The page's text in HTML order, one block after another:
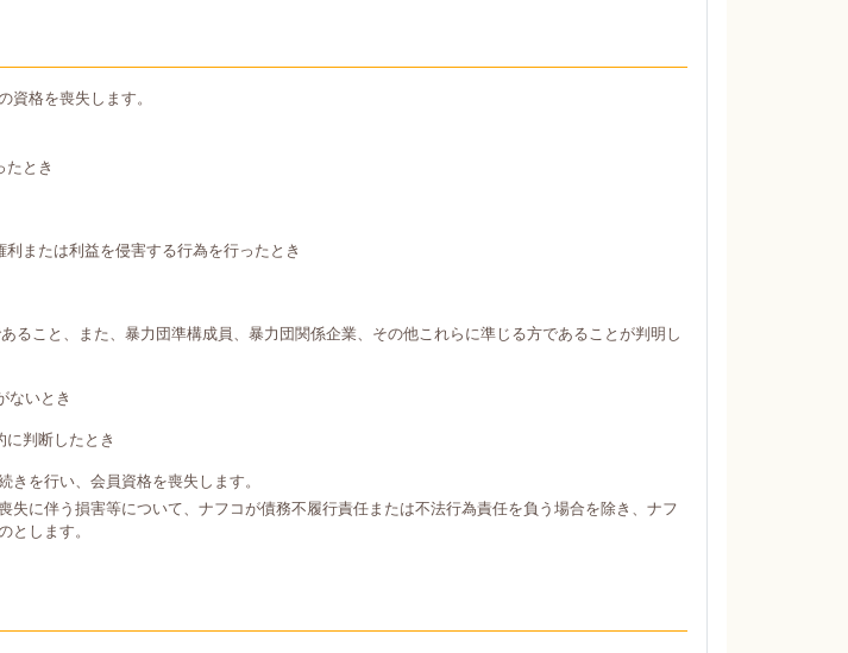
資格を喪失します。
たとき
または利益を侵害する行為を行ったとき
ること、また、暴力団準構成員、暴力団関係企業、その他これらに準じる方であることが判明し
ないとき
に判断したとき
を行い、会員資格を喪失します。
に伴う損害等について、ナフコが債務不履行責任または不法行為責任を負う場合を除き、ナフ
とします。